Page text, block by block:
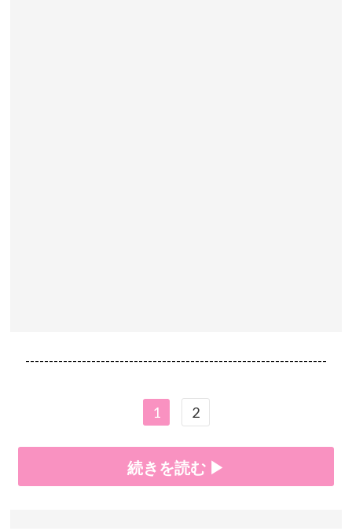
----------------------------------------------------------------
1 2
続きを読む ▶